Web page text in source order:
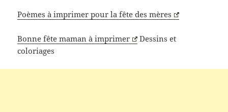
Poèmes à imprimer pour la fête des mères
Bonne fête maman à imprimer
Dessins et
coloriages